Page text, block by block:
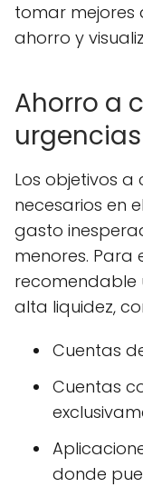
tomar mejores
ahorro y
Ahorro a
Los objetivos a
necesarios en
gasto
menores. Para
recomendable
alta liquidez,
Cuentas
Cuentas
donde